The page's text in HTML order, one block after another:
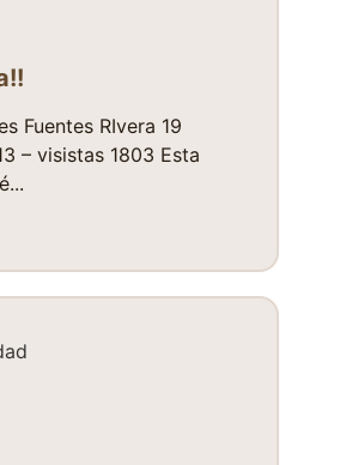
Fuentes RIvera 19
– visistas 1803 Esta